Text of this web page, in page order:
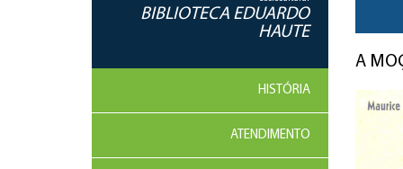
BIBLIOTECA EDUARDO
HAUTE
HISTÓRIA
ATENDIMENTO
A